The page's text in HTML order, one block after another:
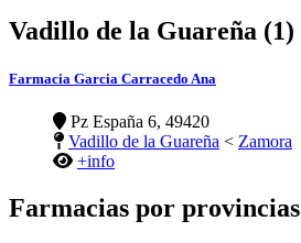
Vadillo de la Guareña (1)
Farmacia Garcia Carracedo Ana
Pz España 6, 49420
Vadillo de la Guareña < Zamora
+info
Farmacias por provincias